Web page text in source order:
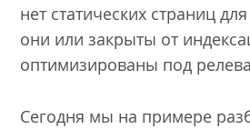
нет статических страниц
они или закрыты от
оптимизированы под
Сегодня мы на примере